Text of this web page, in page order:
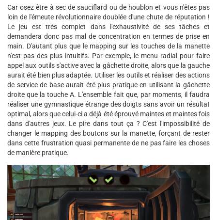
Car osez être à sec de sauciflard ou de houblon et vous n'êtes pas
loin de l'émeute révolutionnaire doublée d'une chute de réputation !
Le jeu est très complet dans l'exhaustivité de ses tâches et
demandera donc pas mal de concentration en termes de prise en
main. D'autant plus que le mapping sur les touches de la manette
n'est pas des plus intuitifs. Par exemple, le menu radial pour faire
appel aux outils s'active avec la gâchette droite, alors que la gauche
aurait été bien plus adaptée. Utiliser les outils et réaliser des actions
de service de base aurait été plus pratique en utilisant la gâchette
droite que la touche A. L'ensemble fait que, par moments, il faudra
réaliser une gymnastique étrange des doigts sans avoir un résultat
optimal, alors que celui-ci a déjà été éprouvé maintes et maintes fois
dans d'autres jeux. Le pire dans tout ça ? C'est l'impossibilité de
changer le mapping des boutons sur la manette, forçant de rester
dans cette frustration quasi permanente de ne pas faire les choses
de manière pratique.